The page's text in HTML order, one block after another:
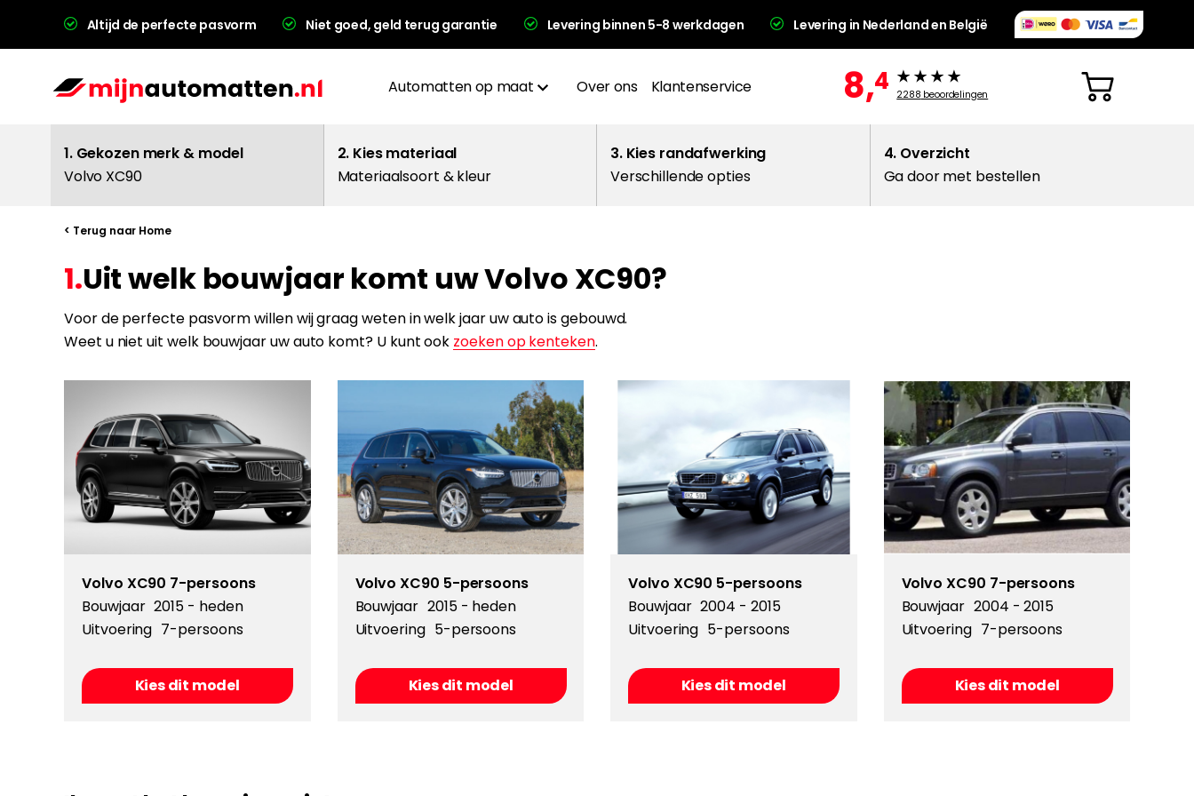
Altijd de perfecte pasvorm Niet goed, geld terug garantie Levering binnen 5-8 werkdagen Levering in Nederland en België
Automatten op maat
Afwerkingen
Levering en garantie
Over ons Klantenservice 8,4 2288 beoordelingen
1. Gekozen merk & model
Volvo XC90
2. Kies materiaal
Materiaalsoort & kleur
3. Kies randafwerking
Verschillende opties
4. Overzicht
Ga door met bestellen
< Terug naar Home
1.Uit welk bouwjaar komt uw Volvo XC90?
Voor de perfecte pasvorm willen wij graag weten in welk jaar uw auto is gebouwd.
Weet u niet uit welk bouwjaar uw auto komt? U kunt ook zoeken op kenteken.
Volvo XC90 7-persoons
Bouwjaar 2015 - heden
Uitvoering 7-persoons
Kies dit model
Volvo XC90 5-persoons
Bouwjaar 2015 - heden
Uitvoering 5-persoons
Kies dit model
Volvo XC90 5-persoons
Bouwjaar 2004 - 2015
Uitvoering 5-persoons
Kies dit model
Volvo XC90 7-persoons
Bouwjaar 2004 - 2015
Uitvoering 7-persoons
Kies dit model